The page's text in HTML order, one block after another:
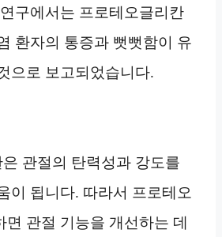
구에서는 프로테오글리칸
환자의 통증과 뻣뻣함이 유
으로 보고되었습니다.
관절의 탄력성과 강도를
이 됩니다. 따라서 프로테오
면 관절 기능을 개선하는 데